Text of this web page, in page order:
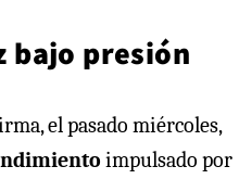
bajo presión
el pasado miércoles,
impulsado por